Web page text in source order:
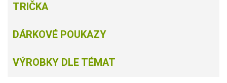
TRIČKA
DÁRKOVÉ POUKAZY
VÝROBKY DLE TÉMAT